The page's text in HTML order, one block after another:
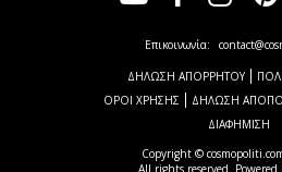
Copyright ©
All rights reserved. Powered
Επικοινωνία:
ΔΗΛΩΣΗ ΑΠΟΡΡΗΤΟΥ
ΟΡΟΙ ΧΡΗΣΗΣ
ΔΗΛΩΣΗ
ΔΙΑΦΗΜΙΣΗ